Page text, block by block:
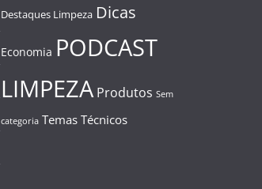
Destaques Limpeza Dicas
Economia PODCAST
LIMPEZA Produtos Sem
categoria Temas Técnicos